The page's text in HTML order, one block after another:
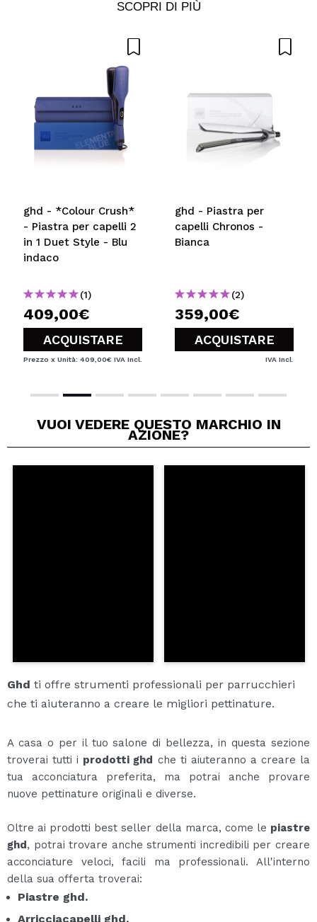
consultare le tue operazioni precedenti.
CREARE UN ACCOUNT
SCOPRI DI PIÙ
ghd - *Colour Crush*
- Piastra per capelli 2
in 1 Duet Style - Blu
indaco
(1)
409,00€
ACQUISTARE
Prezzo x Unità: 409,00€ IVA Incl.
ghd - Piastra per
capelli Chronos -
Bianca
(2)
359,00€
ACQUISTARE
IVA Incl.
VUOI VEDERE QUESTO MARCHIO IN
AZIONE?
Ghd ti offre strumenti professionali per parrucchieri
che ti aiuteranno a creare le migliori pettinature.
A casa o per il tuo salone di bellezza, in questa sezione
troverai tutti i prodotti ghd che ti aiuteranno a creare la
tua acconciatura preferita, ma potrai anche provare
nuove pettinature originali e diverse.
Oltre ai prodotti best seller della marca, come le piastre
ghd, potrai trovare anche strumenti incredibili per creare
acconciature veloci, facili ma professionali. All'interno
della sua offerta troverai:
Piastre ghd.
Arricciacapelli ghd.